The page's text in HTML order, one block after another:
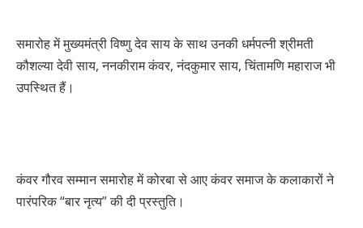
समारोह में मुख्यमंत्री विष्णु देव साय के साथ उनकी धर्मपत्नी श्रीमती
कौशल्या देवी साय, ननकीराम कंवर, नंदकुमार साय, चिंतामणि महाराज भी
उपस्थित हैं।
कंवर गौरव सम्मान समारोह में कोरबा से आए कंवर समाज के कलाकारों ने
पारंपरिक “बार नृत्य” की दी प्रस्तुति।